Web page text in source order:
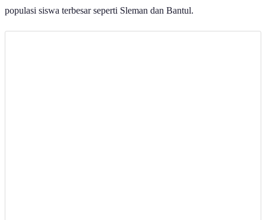
populasi siswa terbesar seperti Sleman dan Bantul.